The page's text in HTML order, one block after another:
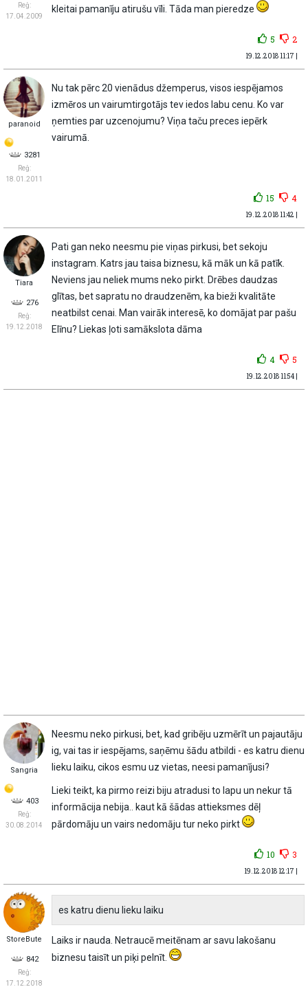
Reģ:
17.04.2009
kleitai pamanīju atirušu vīli. Tāda man pieredze
5 2
19.12.2018 11:17 |
paranoid
3281
Reģ:
18.01.2011
Nu tak pērc 20 vienādus džemperus, visos iespējamos
izmēros un vairumtirgotājs tev iedos labu cenu. Ko var
ņemties par uzcenojumu? Viņa taču preces iepērk
vairumā.
15 4
19.12.2018 11:42 |
Tiara
276
Reģ:
19.12.2018
Pati gan neko neesmu pie viņas pirkusi, bet sekoju
instagram. Katrs jau taisa biznesu, kā māk un kā patīk.
Neviens jau neliek mums neko pirkt. Drēbes daudzas
glītas, bet sapratu no draudzenēm, ka bieži kvalitāte
neatbilst cenai. Man vairāk interesē, ko domājat par pašu
Elīnu? Liekas ļoti samākslota dāma
4 5
19.12.2018 11:54 |
Sangria
403
Reģ:
30.08.2014
Neesmu neko pirkusi, bet, kad gribēju uzmērīt un pajautāju
ig, vai tas ir iespējams, saņēmu šādu atbildi - es katru dienu
lieku laiku, cikos esmu uz vietas, neesi pamanījusi?
Lieki teikt, ka pirmo reizi biju atradusi to lapu un nekur tā
informācija nebija.. kaut kā šādas attieksmes dēļ
pārdomāju un vairs nedomāju tur neko pirkt
10 3
19.12.2018 12:17 |
StoreBute
842
Reģ:
17.12.2018
es katru dienu lieku laiku
Laiks ir nauda. Netraucē meitēnam ar savu lakošanu
biznesu taisīt un piķi pelnīt.